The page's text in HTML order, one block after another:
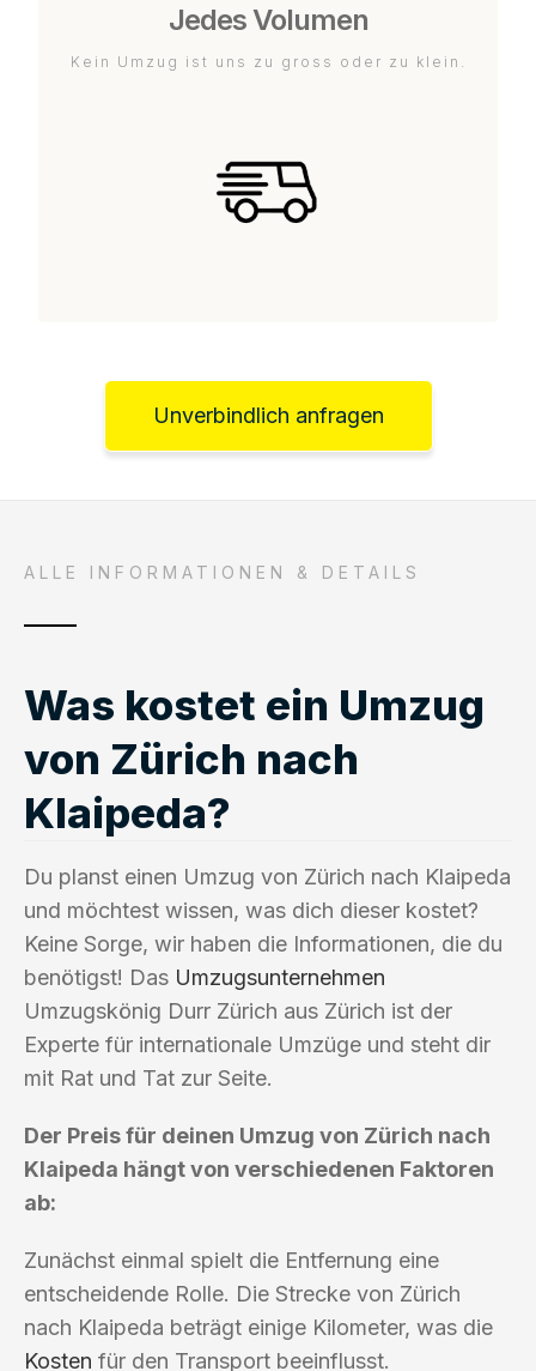
Jedes Volumen
Kein Umzug ist uns zu gross oder zu klein.
Unverbindlich anfragen
ALLE INFORMATIONEN & DETAILS
Was kostet ein Umzug
von Zürich nach
Klaipeda?
Du planst einen Umzug von Zürich nach Klaipeda
und möchtest wissen, was dich dieser kostet?
Keine Sorge, wir haben die Informationen, die du
benötigst! Das Umzugsunternehmen
Umzugskönig Durr Zürich aus Zürich ist der
Experte für internationale Umzüge und steht dir
mit Rat und Tat zur Seite.
Der Preis für deinen Umzug von Zürich nach
Klaipeda hängt von verschiedenen Faktoren
ab:
Zunächst einmal spielt die Entfernung eine
entscheidende Rolle. Die Strecke von Zürich
nach Klaipeda beträgt einige Kilometer, was die
Kosten für den Transport beeinflusst.